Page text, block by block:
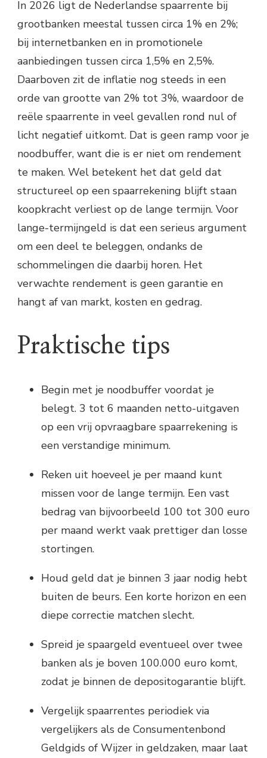
In 2026 ligt de Nederlandse spaarrente bij
grootbanken meestal tussen circa 1% en 2%;
bij internetbanken en in promotionele
aanbiedingen tussen circa 1,5% en 2,5%.
Daarboven zit de inflatie nog steeds in een
orde van grootte van 2% tot 3%, waardoor de
reële spaarrente in veel gevallen rond nul of
licht negatief uitkomt. Dat is geen ramp voor je
noodbuffer, want die is er niet om rendement
te maken. Wel betekent het dat geld dat
structureel op een spaarrekening blijft staan
koopkracht verliest op de lange termijn. Voor
lange-termijngeld is dat een serieus argument
om een deel te beleggen, ondanks de
schommelingen die daarbij horen. Het
verwachte rendement is geen garantie en
hangt af van markt, kosten en gedrag.
Praktische tips
Begin met je noodbuffer voordat je
belegt. 3 tot 6 maanden netto-uitgaven
op een vrij opvraagbare spaarrekening is
een verstandige minimum.
Reken uit hoeveel je per maand kunt
missen voor de lange termijn. Een vast
bedrag van bijvoorbeeld 100 tot 300 euro
per maand werkt vaak prettiger dan losse
stortingen.
Houd geld dat je binnen 3 jaar nodig hebt
buiten de beurs. Een korte horizon en een
diepe correctie matchen slecht.
Spreid je spaargeld eventueel over twee
banken als je boven 100.000 euro komt,
zodat je binnen de depositogarantie blijft.
Vergelijk spaarrentes periodiek via
vergelijkers als de Consumentenbond
Geldgids of Wijzer in geldzaken, maar laat